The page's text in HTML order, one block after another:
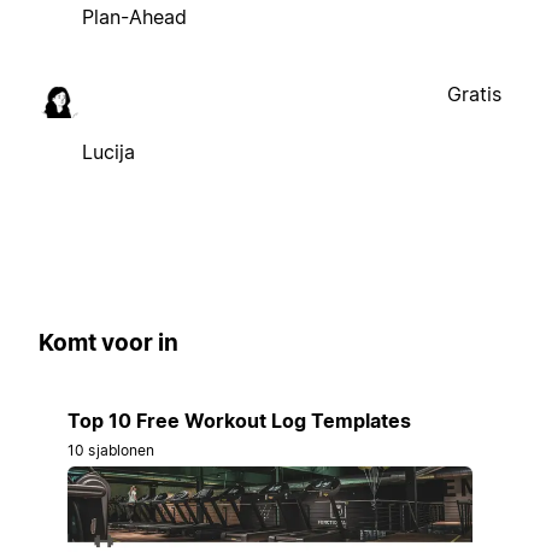
Plan-Ahead
Lucija
Gratis
Komt voor in
Top 10 Free Workout Log Templates
10 sjablonen